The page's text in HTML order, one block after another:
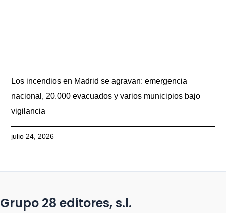
Los incendios en Madrid se agravan: emergencia
nacional, 20.000 evacuados y varios municipios bajo
vigilancia
julio 24, 2026
Grupo 28 editores, s.l.